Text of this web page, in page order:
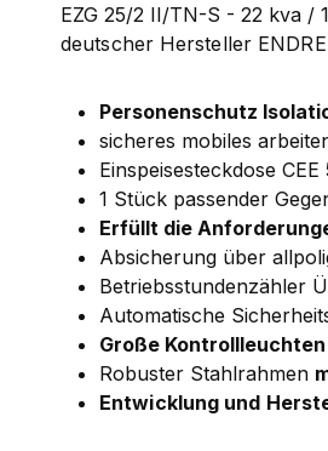
EZG 25/2 II/TN-S - 22 kva /
deutscher Hersteller
Personenschutz
sicheres mobiles
Einspeisesteckdose
1 Stück passender
Erfüllt die
Absicherung über
Betriebsstundenzähler
Automatische
Große
Robuster Stahlrahmen
Entwicklung und